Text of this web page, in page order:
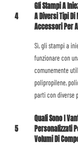
4
Gli Stampi A
A Diversi Tipi
Accessori Per
Sì, gli stampi a
funzionare con
comunemente
polipropilene,
parti con diverse
5
Quali Sono I
Personalizzati
Volumi Di